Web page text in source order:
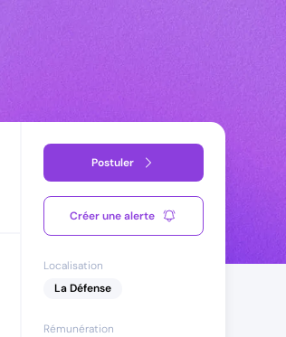
Postuler
Créer une alerte
Localisation
La Défense
Rémunération